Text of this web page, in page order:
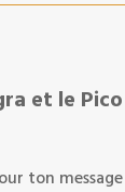
et le
ton